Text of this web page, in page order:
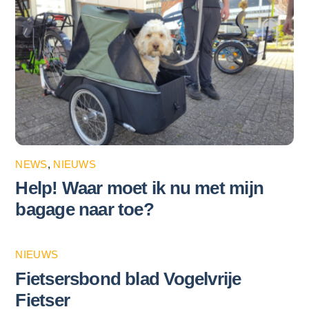
NEWS, NIEUWS
Help! Waar moet ik nu met mijn
bagage naar toe?
NIEUWS
Fietsersbond blad Vogelvrije
Fietser